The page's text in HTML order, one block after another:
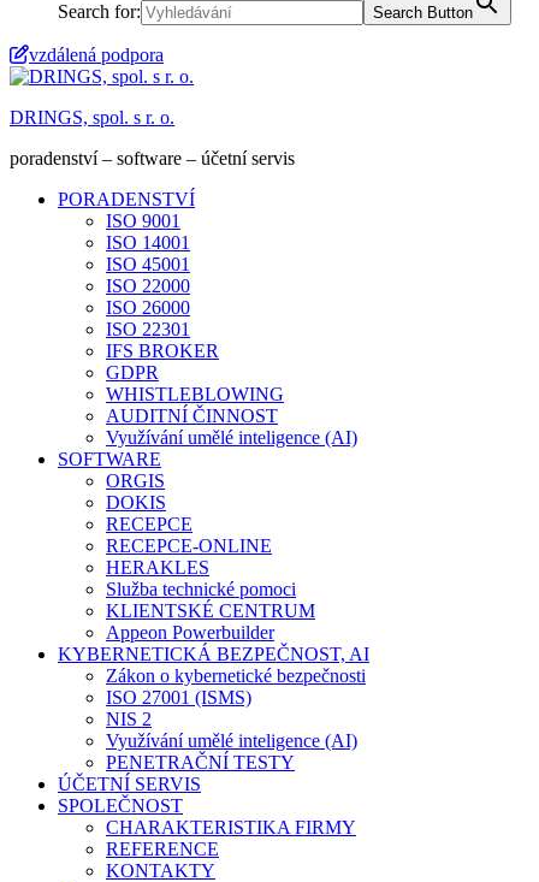
Search for: Search Button
vzdálená podpora
DRINGS, spol. s r. o.
poradenství – software – účetní servis
PORADENSTVÍ
ISO 9001
ISO 14001
ISO 45001
ISO 22000
ISO 26000
ISO 22301
IFS BROKER
GDPR
WHISTLEBLOWING
AUDITNÍ ČINNOST
Využívání umělé inteligence (AI)
SOFTWARE
ORGIS
DOKIS
RECEPCE
RECEPCE-ONLINE
HERAKLES
Služba technické pomoci
KLIENTSKÉ CENTRUM
Appeon Powerbuilder
KYBERNETICKÁ BEZPEČNOST, AI
Zákon o kybernetické bezpečnosti
ISO 27001 (ISMS)
NIS 2
Využívání umělé inteligence (AI)
PENETRAČNÍ TESTY
ÚČETNÍ SERVIS
SPOLEČNOST
CHARAKTERISTIKA FIRMY
REFERENCE
KONTAKTY